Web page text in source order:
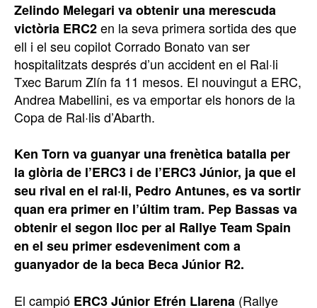
Zelindo Melegari va obtenir una merescuda
victòria ERC2en la seva primera sortida des que
ell i el seu copilot Corrado Bonato van ser
hospitalitzats després d’un accident en el Ral·li
Txec Barum Zlín fa 11 mesos. El nouvingut a ERC,
Andrea Mabellini, es va emportar els honors de la
Copa de Ral·lis d’Abarth.
Ken Torn va guanyar una frenètica batalla per
la glòria de l’ERC3 i de l’ERC3 Júnior, ja que el
seu rival en el ral·li, Pedro Antunes, es va sortir
quan era primer en l’últim tram. Pep Bassas va
obtenir el segon lloc per al Rallye Team Spain
en el seu primer esdeveniment com a
guanyador de la beca Beca Júnior R2.
El campió ERC3 Júnior Efrén Llarena (Rallye